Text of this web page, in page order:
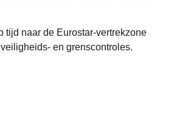
tijd naar de Eurostar-vertrekzone
en grenscontroles.